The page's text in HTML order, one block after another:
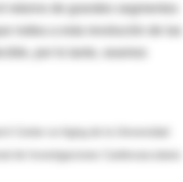
de grandes segmentos
por lo tanto, seamos